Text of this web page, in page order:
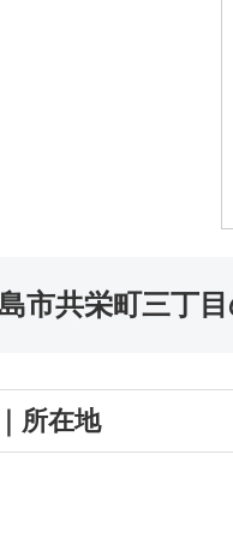
市共栄町三丁
所在地